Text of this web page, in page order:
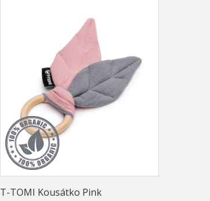
T-TOMI Kousátko Pink